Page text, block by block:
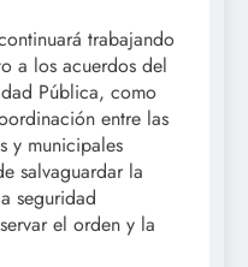
trabajando
a los acuerdos del
Pública, como
entre las
y municipales
salvaguardar la
seguridad
el orden y la